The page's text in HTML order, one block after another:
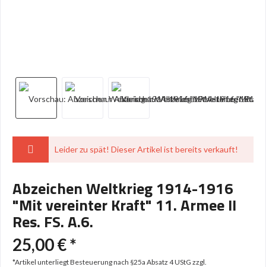
Leider zu spät! Dieser Artikel ist bereits verkauft!
Abzeichen Weltkrieg 1914-1916
"Mit vereinter Kraft" 11. Armee II
Res. FS. A.6.
25,00 € *
*Artikel unterliegt Besteuerung nach §25a Absatz 4 UStG zzgl.